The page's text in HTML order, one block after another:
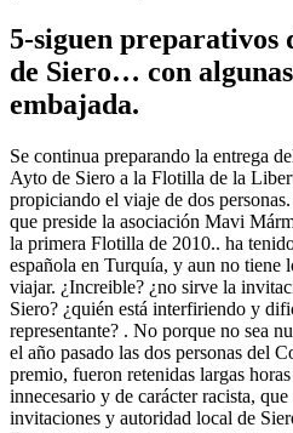
5-siguen
de Siero… con
embajada.
Se continua preparando la entrega
Ayto de Siero a la Flotilla de la
propiciando el viaje de dos
que preside la asociación Mavi
la primera Flotilla de 2010.. ha
española en Turquía, y aun no tiene
viajar. ¿Increible? ¿no sirve la
Siero? ¿quién está interfiriendo y
representante? . No porque no sea
el año pasado las dos personas del
premio, fueron retenidas largas
innecesario y de carácter racista, que
invitaciones y autoridad local de